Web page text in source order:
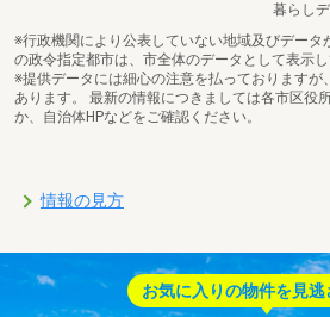
暮らし
※行政機関により公表していない地域及びデー
の政令指定都市は、市全体のデータとして表示し
※提供データには細心の注意を払っておりますが
あります。 最新の情報につきましては各市区役
か、自治体HPなどをご確認ください。
情報の見方
お気に入りの物件を見逃